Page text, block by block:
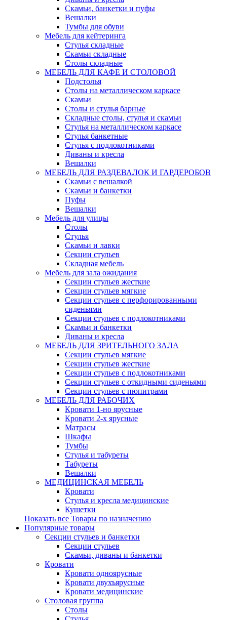
Скамьи, банкетки и пуфы
Вешалки
Тумбы для обуви
Мебель для кейтеринга
Стулья складные
Скамьи складные
Столы складные
МЕБЕЛЬ ДЛЯ КАФЕ И СТОЛОВОЙ
Подстолья
Столы на металлическом каркасе
Скамьи
Столы и стулья барные
Складные столы, стулья и скамьи
Стулья на металлическом каркасе
Стулья банкетные
Стулья с подлокотниками
Диваны и кресла
Вешалки
МЕБЕЛЬ ДЛЯ РАЗДЕВАЛОК И ГАРДЕРОБОВ
Скамьи с вешалкой
Скамьи и банкетки
Пуфы
Вешалки
Мебель для улицы
Столы
Стулья
Скамьи и лавки
Секции стульев
Складная мебель
Мебель для зала ожидания
Секции стульев жесткие
Секции стульев мягкие
Секции стульев с перфорированными
сиденьями
Секции стульев с подлокотниками
Скамьи и банкетки
Диваны и кресла
МЕБЕЛЬ ДЛЯ ЗРИТЕЛЬНОГО ЗАЛА
Секции стульев мягкие
Секции стульев жесткие
Секции стульев с подлокотниками
Секции стульев с откидными сиденьями
Секции стульев с пюпитрами
МЕБЕЛЬ ДЛЯ РАБОЧИХ
Кровати 1-но ярусные
Кровати 2-х ярусные
Матрасы
Шкафы
Тумбы
Стулья и табуреты
Табуреты
Вешалки
МЕДИЦИНСКАЯ МЕБЕЛЬ
Кровати
Стулья и кресла медицинские
Кушетки
Показать все Товары по назначению
Популярные товары
Секции стульев и банкетки
Секции стульев
Скамьи, диваны и банкетки
Кровати
Кровати одноярусные
Кровати двухъярусные
Кровати медицинские
Столовая группа
Столы